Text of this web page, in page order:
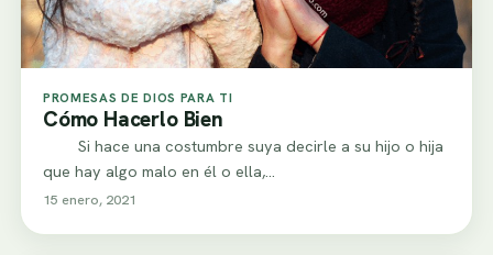
PROMESAS DE DIOS PARA TI
Cómo Hacerlo Bien
Si hace una costumbre suya decirle a su hijo o hija
que hay algo malo en él o ella,…
15 enero, 2021